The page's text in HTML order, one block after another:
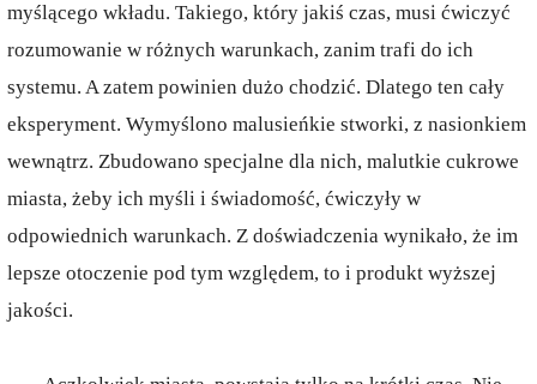
myślącego wkładu. Takiego, który jakiś czas, musi ćwiczyć
rozumowanie w różnych warunkach, zanim trafi do ich
systemu. A zatem powinien dużo chodzić. Dlatego ten cały
eksperyment. Wymyślono malusieńkie stworki, z nasionkiem
wewnątrz. Zbudowano specjalne dla nich, malutkie cukrowe
miasta, żeby ich myśli i świadomość, ćwiczyły w
odpowiednich warunkach. Z doświadczenia wynikało, że im
lepsze otoczenie pod tym względem, to i produkt wyższej
jakości.